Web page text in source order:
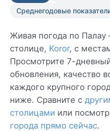
Среднегодовые
Живая погода по Палау
столице, Koror, с
Просмотрите 7-
обновления, качество
каждого крупного
ниже. Сравните с
столицами или
города прямо сейчас.